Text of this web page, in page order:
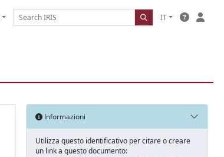
IT
Informazioni
Utilizza questo identificativo per citare o creare
un link a questo documento: